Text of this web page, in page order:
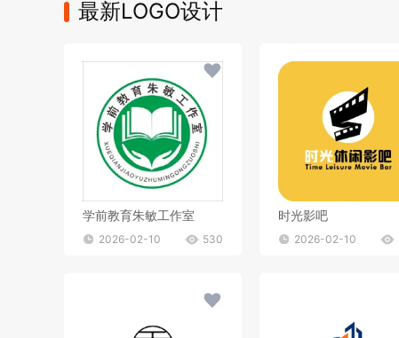
最新LOGO设计
学前教育朱敏工作室
2026-02-10 530
时光影吧
2026-02-10